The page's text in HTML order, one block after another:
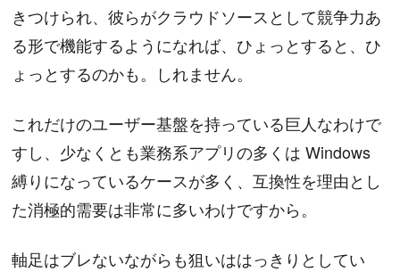
きつけられ、彼らがクラウドソースとして競争力あ
る形で機能するようになれば、ひょっとすると、ひ
ょっとするのかも。しれません。
これだけのユーザー基盤を持っている巨人なわけで
すし、少なくとも業務系アプリの多くは Windows
縛りになっているケースが多く、互換性を理由とし
た消極的需要は非常に多いわけですから。
軸足はブレないながらも狙いははっきりとしてい